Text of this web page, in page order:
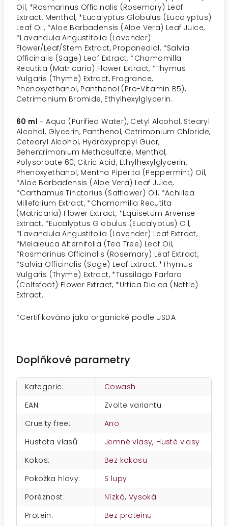
Oil, *Rosmarinus Officinalis (Rosemary) Leaf
Extract, Menthol, *Eucalyptus Globulus (Eucalyptus)
Leaf Oil, *Aloe Barbadensis (Aloe Vera) Leaf Juice,
*Lavandula Angustifolia (Lavender)
Flower/Leaf/Stem Extract, Propanediol, *Salvia
Officinalis (Sage) Leaf Extract, *Chamomilla
Recutita (Matricaria) Flower Extract, *Thymus
Vulgaris (Thyme) Extract, Fragrance,
Phenoxyethanol, Panthenol (Pro-Vitamin B5),
Cetrimonium Bromide, Ethylhexylglycerin.
60 ml - Aqua (Purified Water), Cetyl Alcohol, Stearyl
Alcohol, Glycerin, Panthenol, Cetrimonium Chloride,
Cetearyl Alcohol, Hydroxypropyl Guar,
Behentrimonium Methosulfate, Menthol,
Polysorbate 60, Citric Acid, Ethylhexylglycerin,
Phenoxyethanol, Mentha Piperita (Peppermint) Oil,
*Aloe Barbadensis (Aloe Vera) Leaf Juice,
*Carthamus Tinctorius (Safflower) Oil, *Achillea
Millefolium Extract, *Chamomilla Recutita
(Matricaria) Flower Extract, *Equisetum Arvense
Extract, *Eucalyptus Globulus (Eucalyptus) Oil,
*Lavandula Angustifolia (Lavender) Leaf Extract,
*Melaleuca Alternifolia (Tea Tree) Leaf Oil,
*Rosmarinus Officinalis (Rosemary) Leaf Extract,
*Salvia Officinalis (Sage) Leaf Extract, *Thymus
Vulgaris (Thyme) Extract, *Tussilago Farfara
(Coltsfoot) Flower Extract, *Urtica Dioica (Nettle)
Extract.
*Certifikováno jako organické podle USDA
Doplňkové parametry
Kategorie:
Cowash
EAN:
Zvolte variantu
Cruelty free:
Ano
Hustota vlasů: Jemné vlasy, Husté vlasy
Kokos:
Bez kokosu
Pokožka hlavy:
S lupy
Poréznost: Nízká, Vysoká
Protein:
Bez proteinu